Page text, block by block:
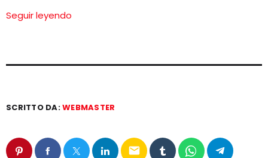
Seguir leyendo
SCRITTO DA:WEBMASTER
email